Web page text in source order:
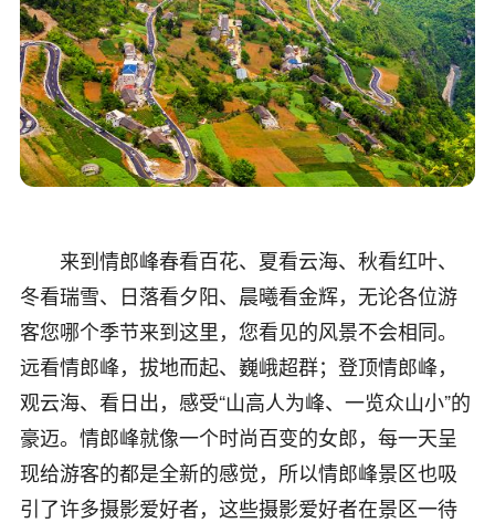
来到情郎峰春看百花、夏看云海、秋看红叶、
冬看瑞雪、日落看夕阳、晨曦看金辉，无论各位游
客您哪个季节来到这里，您看见的风景不会相同。
远看情郎峰，拔地而起、巍峨超群；登顶情郎峰，
观云海、看日出，感受“山高人为峰、一览众山小”的
豪迈。情郎峰就像一个时尚百变的女郎，每一天呈
现给游客的都是全新的感觉，所以情郎峰景区也吸
引了许多摄影爱好者，这些摄影爱好者在景区一待